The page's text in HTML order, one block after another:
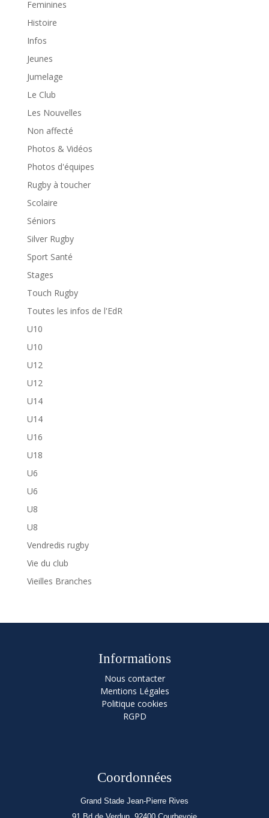
Feminines
Histoire
Infos
Jeunes
Jumelage
Le Club
Les Nouvelles
Non affecté
Photos & Vidéos
Photos d'équipes
Rugby à toucher
Scolaire
Séniors
Silver Rugby
Sport Santé
Stages
Touch Rugby
Toutes les infos de l'EdR
U10
U10
U12
U12
U14
U14
U16
U18
U6
U6
U8
U8
Vendredis rugby
Vie du club
Vieilles Branches
Informations
Nous contacter
Mentions Légales
Politique cookies
RGPD
Coordonnées
Grand Stade Jean-Pierre Rives